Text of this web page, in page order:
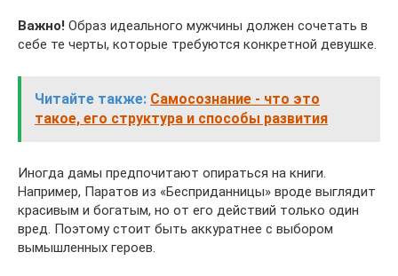
Важно! Образ идеального мужчины должен сочетать в
себе те черты, которые требуются конкретной девушке.
Читайте также: Самосознание - что это
такое, его структура и способы развития
Иногда дамы предпочитают опираться на книги.
Например, Паратов из «Бесприданницы» вроде выглядит
красивым и богатым, но от его действий только один
вред. Поэтому стоит быть аккуратнее с выбором
вымышленных героев.